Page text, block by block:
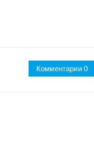
Комментарии 0